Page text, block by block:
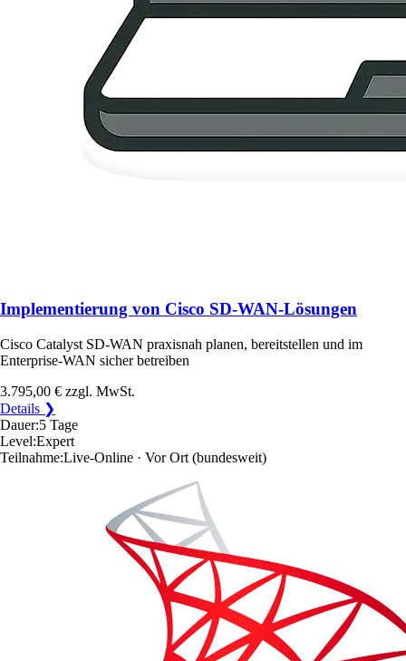
Implementierung von Cisco SD-WAN-Lösungen
Cisco Catalyst SD-WAN praxisnah planen, bereitstellen und im
Enterprise-WAN sicher betreiben
3.795,00 € zzgl. MwSt.
Details ❯
Dauer:5 Tage
Level:Expert
Teilnahme:Live-Online · Vor Ort (bundesweit)